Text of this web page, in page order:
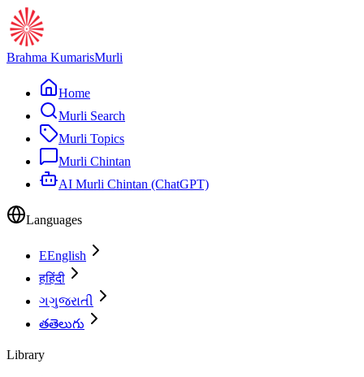
Brahma KumarisMurli
Home
Murli Search
Murli Topics
Murli Chintan
AI Murli Chintan (ChatGPT)
Languages
EEnglish
हहिंदी
ગગુજરાતી
తతెలుగు
Library